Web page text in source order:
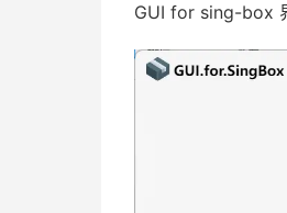
GUI for sing-box